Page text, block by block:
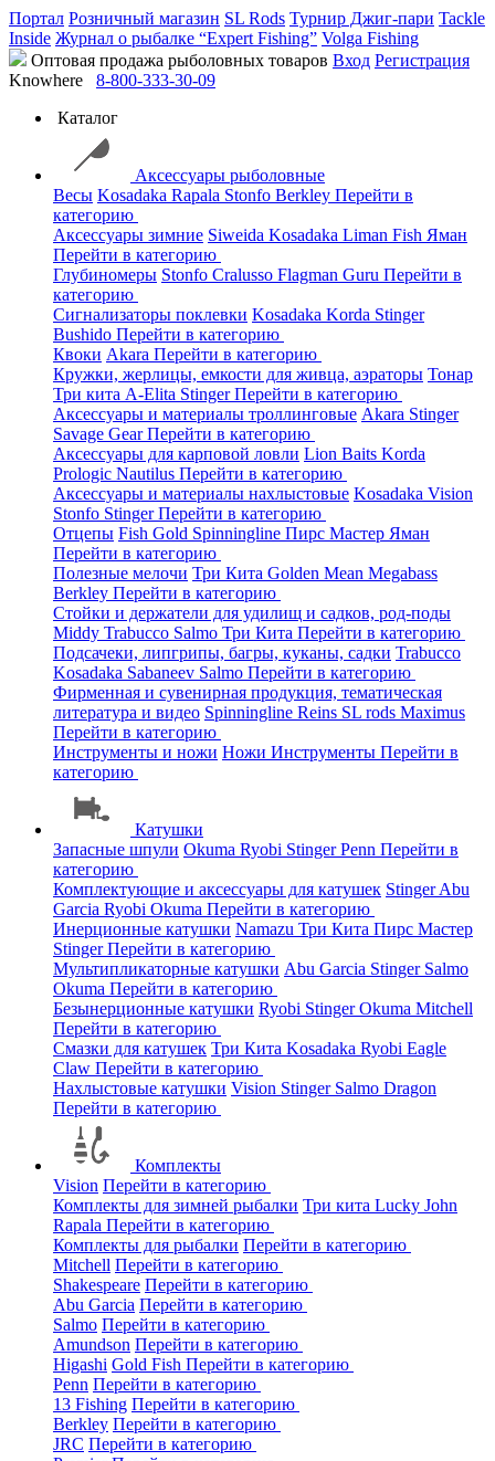
Портал Розничный магазин SL Rods Турнир Джиг-пари Tackle
Inside Журнал о рыбалке “Expert Fishing” Volga Fishing
Оптовая продажа рыболовных товаров Вход Регистрация
Knowhere
8-800-333-30-09
Каталог
Аксессуары рыболовные
Весы Kosadaka Rapala Stonfo Berkley Перейти в
категорию
Аксессуары зимние Siweida Kosadaka Liman Fish Яман
Перейти в категорию
Глубиномеры Stonfo Cralusso Flagman Guru Перейти в
категорию
Сигнализаторы поклевки Kosadaka Korda Stinger
Bushido Перейти в категорию
Квоки Akara Перейти в категорию
Кружки, жерлицы, емкости для живца, аэраторы Тонар
Три кита A-Elita StingerПерейти в категорию
Аксессуары и материалы троллинговые Akara Stinger
Savage GearПерейти в категорию
Аксессуары для карповой ловли Lion Baits Korda
Prologic Nautilus Перейти в категорию
Аксессуары и материалы нахлыстовые Kosadaka Vision
Stonfo StingerПерейти в категорию
Отцепы Fish Gold Spinningline Пирс Мастер Яман
Перейти в категорию
Полезные мелочи Три Кита Golden Mean Megabass
Berkley Перейти в категорию
Стойки и держатели для удилищ и садков, род-поды
Middy Trabucco Salmo Три Кита Перейти в категорию
Подсачеки, липгрипы, багры, куканы, садки Trabucco
Kosadaka Sabaneev Salmo Перейти в категорию
Фирменная и сувенирная продукция, тематическая
литература и видео Spinningline Reins SL rods Maximus
Перейти в категорию
Инструменты и ножи Ножи Инструменты Перейти в
категорию
Катушки
Запасные шпули Okuma Ryobi StingerPenn Перейти в
категорию
Комплектующие и аксессуары для катушек StingerAbu
Garcia Ryobi Okuma Перейти в категорию
Инерционные катушки Namazu Три Кита Пирс Мастер
StingerПерейти в категорию
Мультипликаторные катушки Abu Garcia Stinger Salmo
Okuma Перейти в категорию
Безынерционные катушки Ryobi StingerOkuma Mitchell
Перейти в категорию
Смазки для катушек Три Кита Kosadaka Ryobi Eagle
Claw Перейти в категорию
Нахлыстовые катушки Vision Stinger Salmo Dragon
Перейти в категорию
Комплекты
Vision Перейти в категорию
Комплекты для зимней рыбалки Три кита Lucky John
Rapala Перейти в категорию
Комплекты для рыбалки Перейти в категорию
Mitchell Перейти в категорию
Shakespeare Перейти в категорию
Abu Garcia Перейти в категорию
Salmo Перейти в категорию
Amundson Перейти в категорию
Higashi Gold Fish Перейти в категорию
Penn Перейти в категорию
13 Fishing Перейти в категорию
Berkley Перейти в категорию
JRC Перейти в категорию